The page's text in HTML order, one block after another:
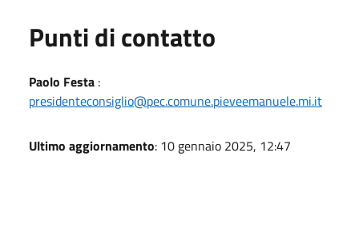
Punti di contatto
Paolo Festa :
presidenteconsiglio@pec.comune.pieveemanuele.mi.it
Ultimo aggiornamento: 10 gennaio 2025, 12:47